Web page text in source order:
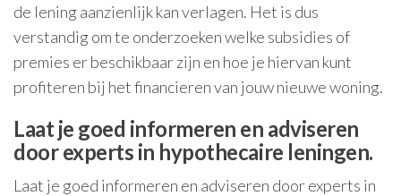
de lening aanzienlijk kan verlagen. Het is dus
verstandig om te onderzoeken welke subsidies of
premies er beschikbaar zijn en hoe je hiervan kunt
profiteren bij het financieren van jouw nieuwe woning.
Laat je goed informeren en adviseren
door experts in hypothecaire leningen.
Laat je goed informeren en adviseren door experts in